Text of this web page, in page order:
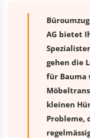
AG bietet
gehen die
für Bauma
kleinen
Probleme,